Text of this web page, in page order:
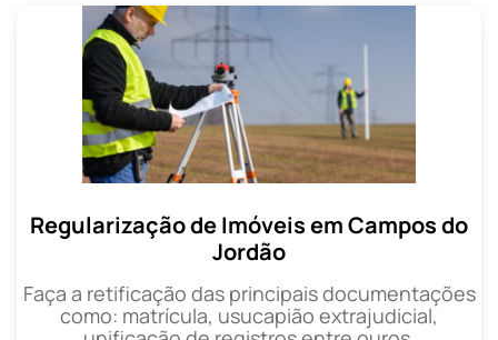
Regularização de Imóveis em Campos do
Jordão
Faça a retificação das principais documentações
como: matrícula, usucapião extrajudicial,